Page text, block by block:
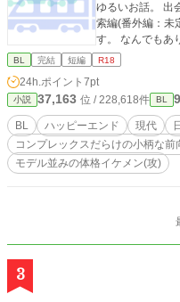
ゆるいお話。 出会い編(本編：７話) お付き合いが深くなる模
索編(番外編：未定) R18はタイトルの後ろに ※ を
す。 なんで
BL 完結 短編 R18
24h.ポイント 7pt
小説 37,163 位 / 228,618件 BL
BL ハッピーエンド 現代
コンプレックスだらけの小柄な前
モデル並みの体格イケメン(攻)
3